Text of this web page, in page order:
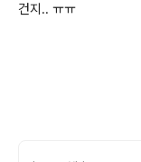
건지.. ㅠㅠ